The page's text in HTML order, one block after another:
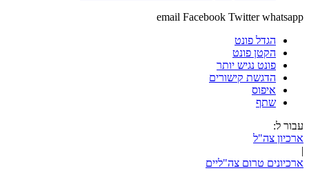
email Facebook Twitter whatsapp
הגדל פונט
הקטן פונט
פונט נגיש יותר
הדגשת קישורים
איפוס
שתף
עבור ל:
ארכיון צה"ל
|
ארכיונים טרום צה"ליים